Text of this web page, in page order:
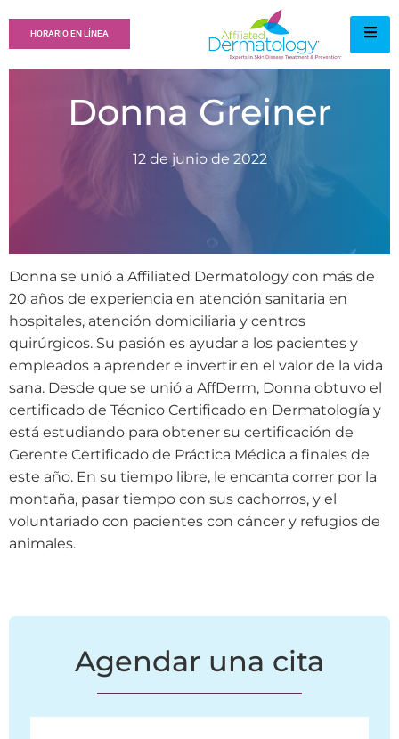
HORARIO EN LÍNEA
Donna Greiner
12 de junio de 2022
Donna se unió a Affiliated Dermatology con más de
20 años de experiencia en atención sanitaria en
hospitales, atención domiciliaria y centros
quirúrgicos. Su pasión es ayudar a los pacientes y
empleados a aprender e invertir en el valor de la vida
sana. Desde que se unió a AffDerm, Donna obtuvo el
certificado de Técnico Certificado en Dermatología y
está estudiando para obtener su certificación de
Gerente Certificado de Práctica Médica a finales de
este año. En su tiempo libre, le encanta correr por la
montaña, pasar tiempo con sus cachorros, y el
voluntariado con pacientes con cáncer y refugios de
animales.
Agendar una cita